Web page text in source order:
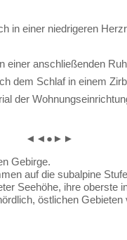
in einer niedrigeren
einer anschließenden
dem Schlaf in einem
der
◄◄●►►
Gebirge.
auf die subalpine
Seehöhe, ihre oberste
östlichen